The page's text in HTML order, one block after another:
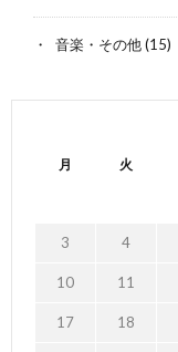
音楽・その他(15)
月 火
3 4
10 11
17 18